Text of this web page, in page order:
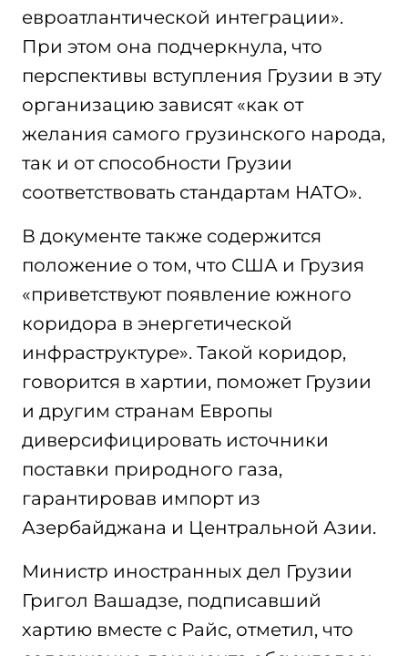
евроатлантической интеграции».
При этом она подчеркнула, что
перспективы вступления Грузии в эту
организацию зависят «как от
желания самого грузинского народа,
так и от способности Грузии
соответствовать стандартам НАТО».
В документе также содержится
положение о том, что США и Грузия
«приветствуют появление южного
коридора в энергетической
инфраструктуре». Такой коридор,
говорится в хартии, поможет Грузии
и другим странам Европы
диверсифицировать источники
поставки природного газа,
гарантировав импорт из
Азербайджана и Центральной Азии.
Министр иностранных дел Грузии
Григол Вашадзе, подписавший
хартию вместе с Райс, отметил, что